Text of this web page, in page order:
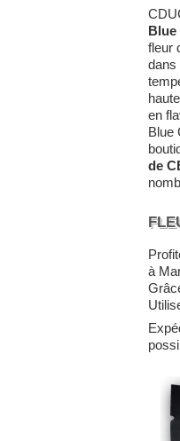
Blue
fleur
dans
en
Blue
de
à